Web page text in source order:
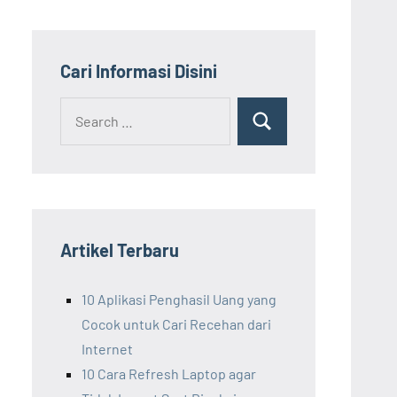
Cari Informasi Disini
Search
Artikel Terbaru
10 Aplikasi Penghasil Uang yang
Cocok untuk Cari Recehan dari
Internet
10 Cara Refresh Laptop agar